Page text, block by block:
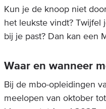
Kun je de knoop niet
het leukste vindt? Twijfel
bij je past? Dan kan een
Waar en wanneer
Bij de mbo-opleidingen
meelopen van oktober